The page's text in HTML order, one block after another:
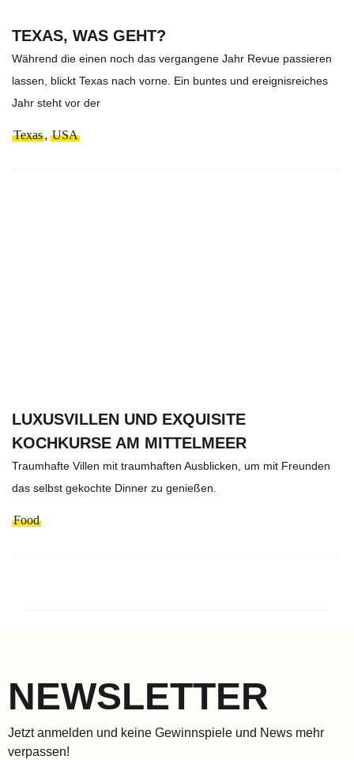
TEXAS, WAS GEHT?
Während die einen noch das vergangene Jahr Revue passieren
lassen, blickt Texas nach vorne. Ein buntes und ereignisreiches
Jahr steht vor der
Texas, USA
LUXUSVILLEN UND EXQUISITE
KOCHKURSE AM MITTELMEER
Traumhafte Villen mit traumhaften Ausblicken, um mit Freunden
das selbst gekochte Dinner zu genießen.
Food
NEWSLETTER
Jetzt anmelden und keine Gewinnspiele und News mehr
verpassen!